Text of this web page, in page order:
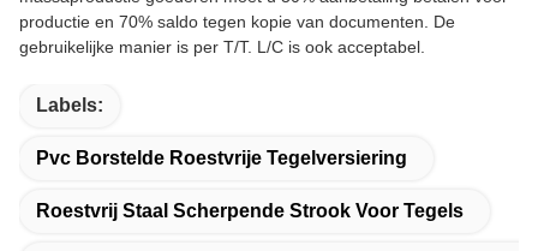
productie en 70% saldo tegen kopie van documenten. De
gebruikelijke manier is per T/T. L/C is ook acceptabel.
Labels:
Pvc Borstelde Roestvrije Tegelversiering
Roestvrij Staal Scherpende Strook Voor Tegels